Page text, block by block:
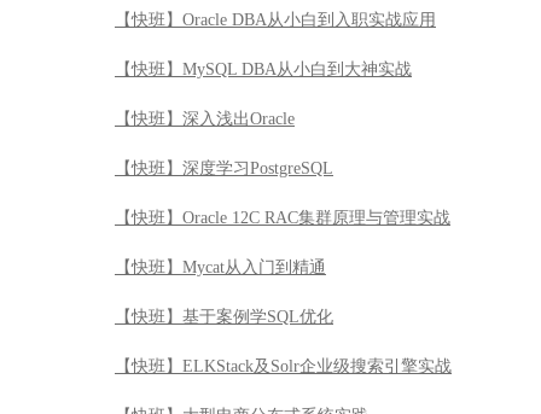
【快班】Oracle DBA从小白到入职实战应用
【快班】MySQL DBA从小白到大神实战
【快班】深入浅出Oracle
【快班】深度学习PostgreSQL
【快班】Oracle 12C RAC集群原理与管理实战
【快班】Mycat从入门到精通
【快班】基于案例学SQL优化
【快班】ELKStack及Solr企业级搜索引擎实战